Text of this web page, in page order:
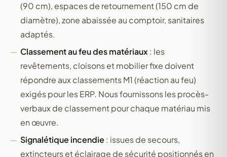
(90 cm), espaces de retournement (150 cm de
diamètre), zone abaissée au comptoir, sanitaires
adaptés.
Classement au feu des matériaux : les
revêtements, cloisons et mobilier fixe doivent
répondre aux classements M1 (réaction au feu)
exigés pour les ERP. Nous fournissons les procès-
verbaux de classement pour chaque matériau mis
en œuvre.
Signalétique incendie : issues de secours,
extincteurs et éclairage de sécurité positionnés en